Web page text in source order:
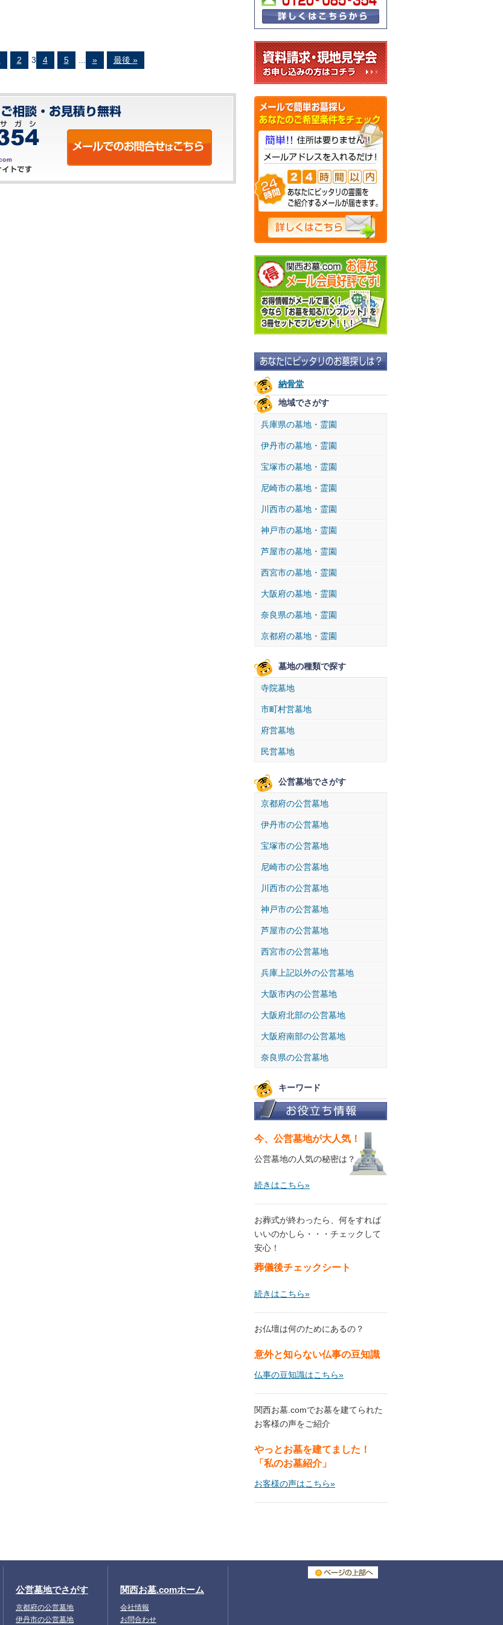
2 3 4 5 » 最後 »
納骨堂
地域でさがす
兵庫県の墓地・霊園
伊丹市の墓地・霊園
宝塚市の墓地・霊園
尼崎市の墓地・霊園
川西市の墓地・霊園
神戸市の墓地・霊園
芦屋市の墓地・霊園
西宮市の墓地・霊園
大阪府の墓地・霊園
奈良県の墓地・霊園
京都府の墓地・霊園
墓地の種類で探す
寺院墓地
市町村営墓地
府営墓地
民営墓地
公営墓地でさがす
京都府の公営墓地
伊丹市の公営墓地
宝塚市の公営墓地
尼崎市の公営墓地
川西市の公営墓地
神戸市の公営墓地
芦屋市の公営墓地
西宮市の公営墓地
兵庫上記以外の公営墓地
大阪市内の公営墓地
大阪府北部の公営墓地
大阪府南部の公営墓地
奈良県の公営墓地
キーワード
今、公営墓地が大人気！
公営墓地の人気の秘密は？
続きはこちら»
お葬式が終わったら、何をすれば
いいのかしら・・・チェックして
安心！
葬儀後チェックシート
続きはこちら»
お仏壇は何のためにあるの？
意外と知らない仏事の豆知識
仏事の豆知識はこちら»
関西お墓.comでお墓を建てられた
お客様の声をご紹介
やっとお墓を建てました！
「私のお墓紹介」
お客様の声はこちら»
公営墓地でさがす
京都府の公営墓地
伊丹市の公営墓地
関西お墓.comホーム
会社情報
お問合わせ